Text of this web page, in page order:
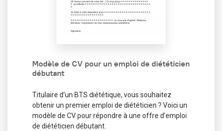
Modèle de CV pour un emploi de diététicien
débutant
Titulaire d’un BTS diététique, vous souhaitez
obtenir un premier emploi de diététicien ? Voici un
modèle de CV pour répondre à une offre d’emploi
de diététicien débutant.